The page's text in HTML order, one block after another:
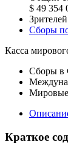
$ 49 354
Сборы
Касса
Сборы
Краткое